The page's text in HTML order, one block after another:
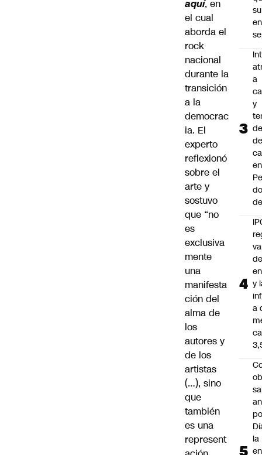
aquí, en
el cual
aborda el
rock
nacional
durante la
transición
a la
democrac
ia. El
experto
reflexionó
sobre el
arte y
sostuvo
que “no
es
exclusiva
mente
una
manifesta
ción del
alma de
los
autores y
de los
artistas
(…), sino
que
también
es una
represent
en
a
y
en
y
a
la
en